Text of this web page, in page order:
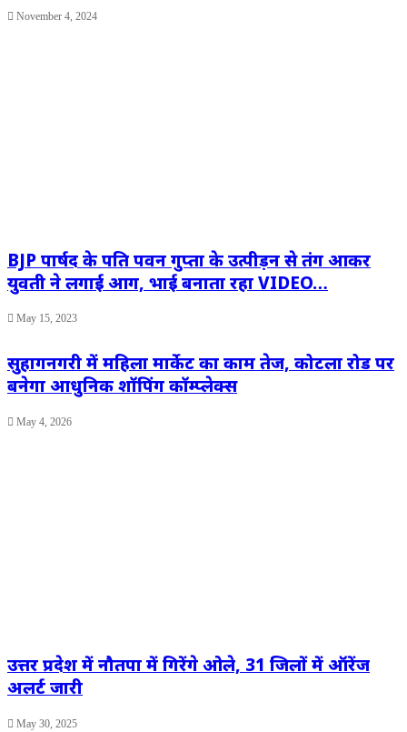
November 4, 2024
BJP पार्षद के पति पवन गुप्ता के उत्पीड़न से तंग आकर
युवती ने लगाई आग, भाई बनाता रहा VIDEO…
May 15, 2023
सुहागनगरी में महिला मार्केट का काम तेज, कोटला रोड पर
बनेगा आधुनिक शॉपिंग कॉम्प्लेक्स
May 4, 2026
उत्तर प्रदेश में नौतपा में गिरेंगे ओले, 31 जिलों में ऑरेंज
अलर्ट जारी
May 30, 2025